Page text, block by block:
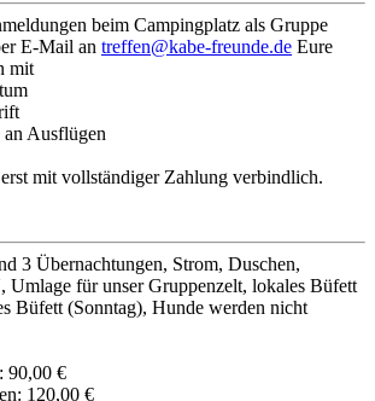
beim Campingplatz als Gruppe
E-Mail an treffen@kabe-freunde.de Eure
mit
Ausflügen
mit vollständiger Zahlung verbindlich.
3 Übernachtungen, Strom, Duschen,
für unser Gruppenzelt, lokales Büfett
Büfett (Sonntag), Hunde werden nicht
90,00 €
120,00 €